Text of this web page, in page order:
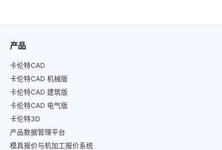
产品
卡伦特CAD
卡伦特CAD 机械版
卡伦特CAD 建筑版
卡伦特CAD 电气版
卡伦特3D
产品数据管理平台
模具报价与机加工报价系统